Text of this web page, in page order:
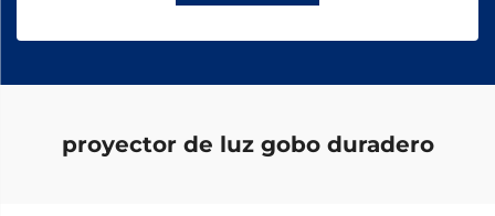
proyector de luz gobo duradero